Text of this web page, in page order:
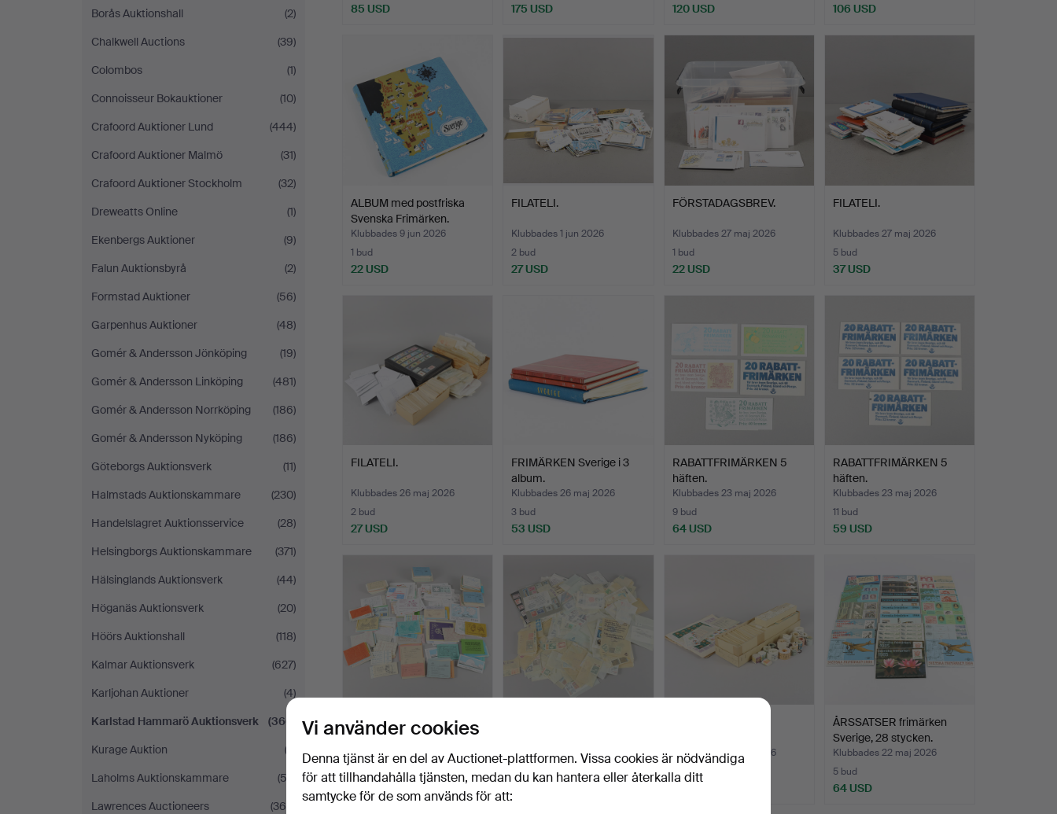
Borås Auktionshall
(2)
Chalkwell Auctions
(39)
Colombos
(1)
Connoisseur Bokauktioner
(10)
Crafoord Auktioner Lund
(444)
Crafoord Auktioner Malmö
(31)
Crafoord Auktioner Stockholm
(32)
Dreweatts Online
(1)
Ekenbergs Auktioner
(9)
Falun Auktionsbyrå
(2)
Formstad Auktioner
(56)
Garpenhus Auktioner
(48)
Gomér & Andersson Jönköping
(19)
Gomér & Andersson Linköping
(481)
Gomér & Andersson Norrköping
(186)
Gomér & Andersson Nyköping
(186)
Göteborgs Auktionsverk
(11)
Halmstads Auktionskammare
(230)
Handelslagret Auktionsservice
(28)
Helsingborgs Auktionskammare
(371)
Hälsinglands Auktionsverk
(44)
Höganäs Auktionsverk
(20)
Höörs Auktionshall
(118)
Kalmar Auktionsverk
(627)
Karljohan Auktioner
(4)
Karlstad Hammarö Auktionsverk
(366)
Kurage Auktion
(2)
Laholms Auktionskammare
(53)
Lawrences Auctioneers
(365)
85 USD 175 USD 120 USD 106 USD
ALBUM med postfriska
Svenska Frimärken.
Klubbades 9 jun 2026
1 bud
22 USD
FILATELI.
Klubbades 1 jun 2026
2 bud
27 USD
FÖRSTADAGSBREV.
Klubbades 27 maj 2026
1 bud
22 USD
FILATELI.
Klubbades 27 maj 2026
5 bud
37 USD
FILATELI.
Klubbades 26 maj 2026
2 bud
27 USD
FRIMÄRKEN Sverige i 3
album.
Klubbades 26 maj 2026
3 bud
53 USD
RABATTFRIMÄRKEN 5
häften.
Klubbades 23 maj 2026
9 bud
64 USD
RABATTFRIMÄRKEN 5
häften.
Klubbades 23 maj 2026
11 bud
59 USD
FRIMÄRKSHÄFTEN
Sverige.
Klubbades 23 maj 2026
10 bud
69 USD
Klubbades 23 maj 2026
3 bud
Klubbades 23 maj 2026
6 bud
ÅRSSATSER frimärken
Sverige, 28 stycken.
Klubbades 22 maj 2026
5 bud
64 USD
Vi använder cookies
Denna tjänst är en del av Auctionet-plattformen. Vissa cookies är nödvändiga
för att tillhandahålla tjänsten, medan du kan hantera eller återkalla ditt
samtycke för de som används för att: